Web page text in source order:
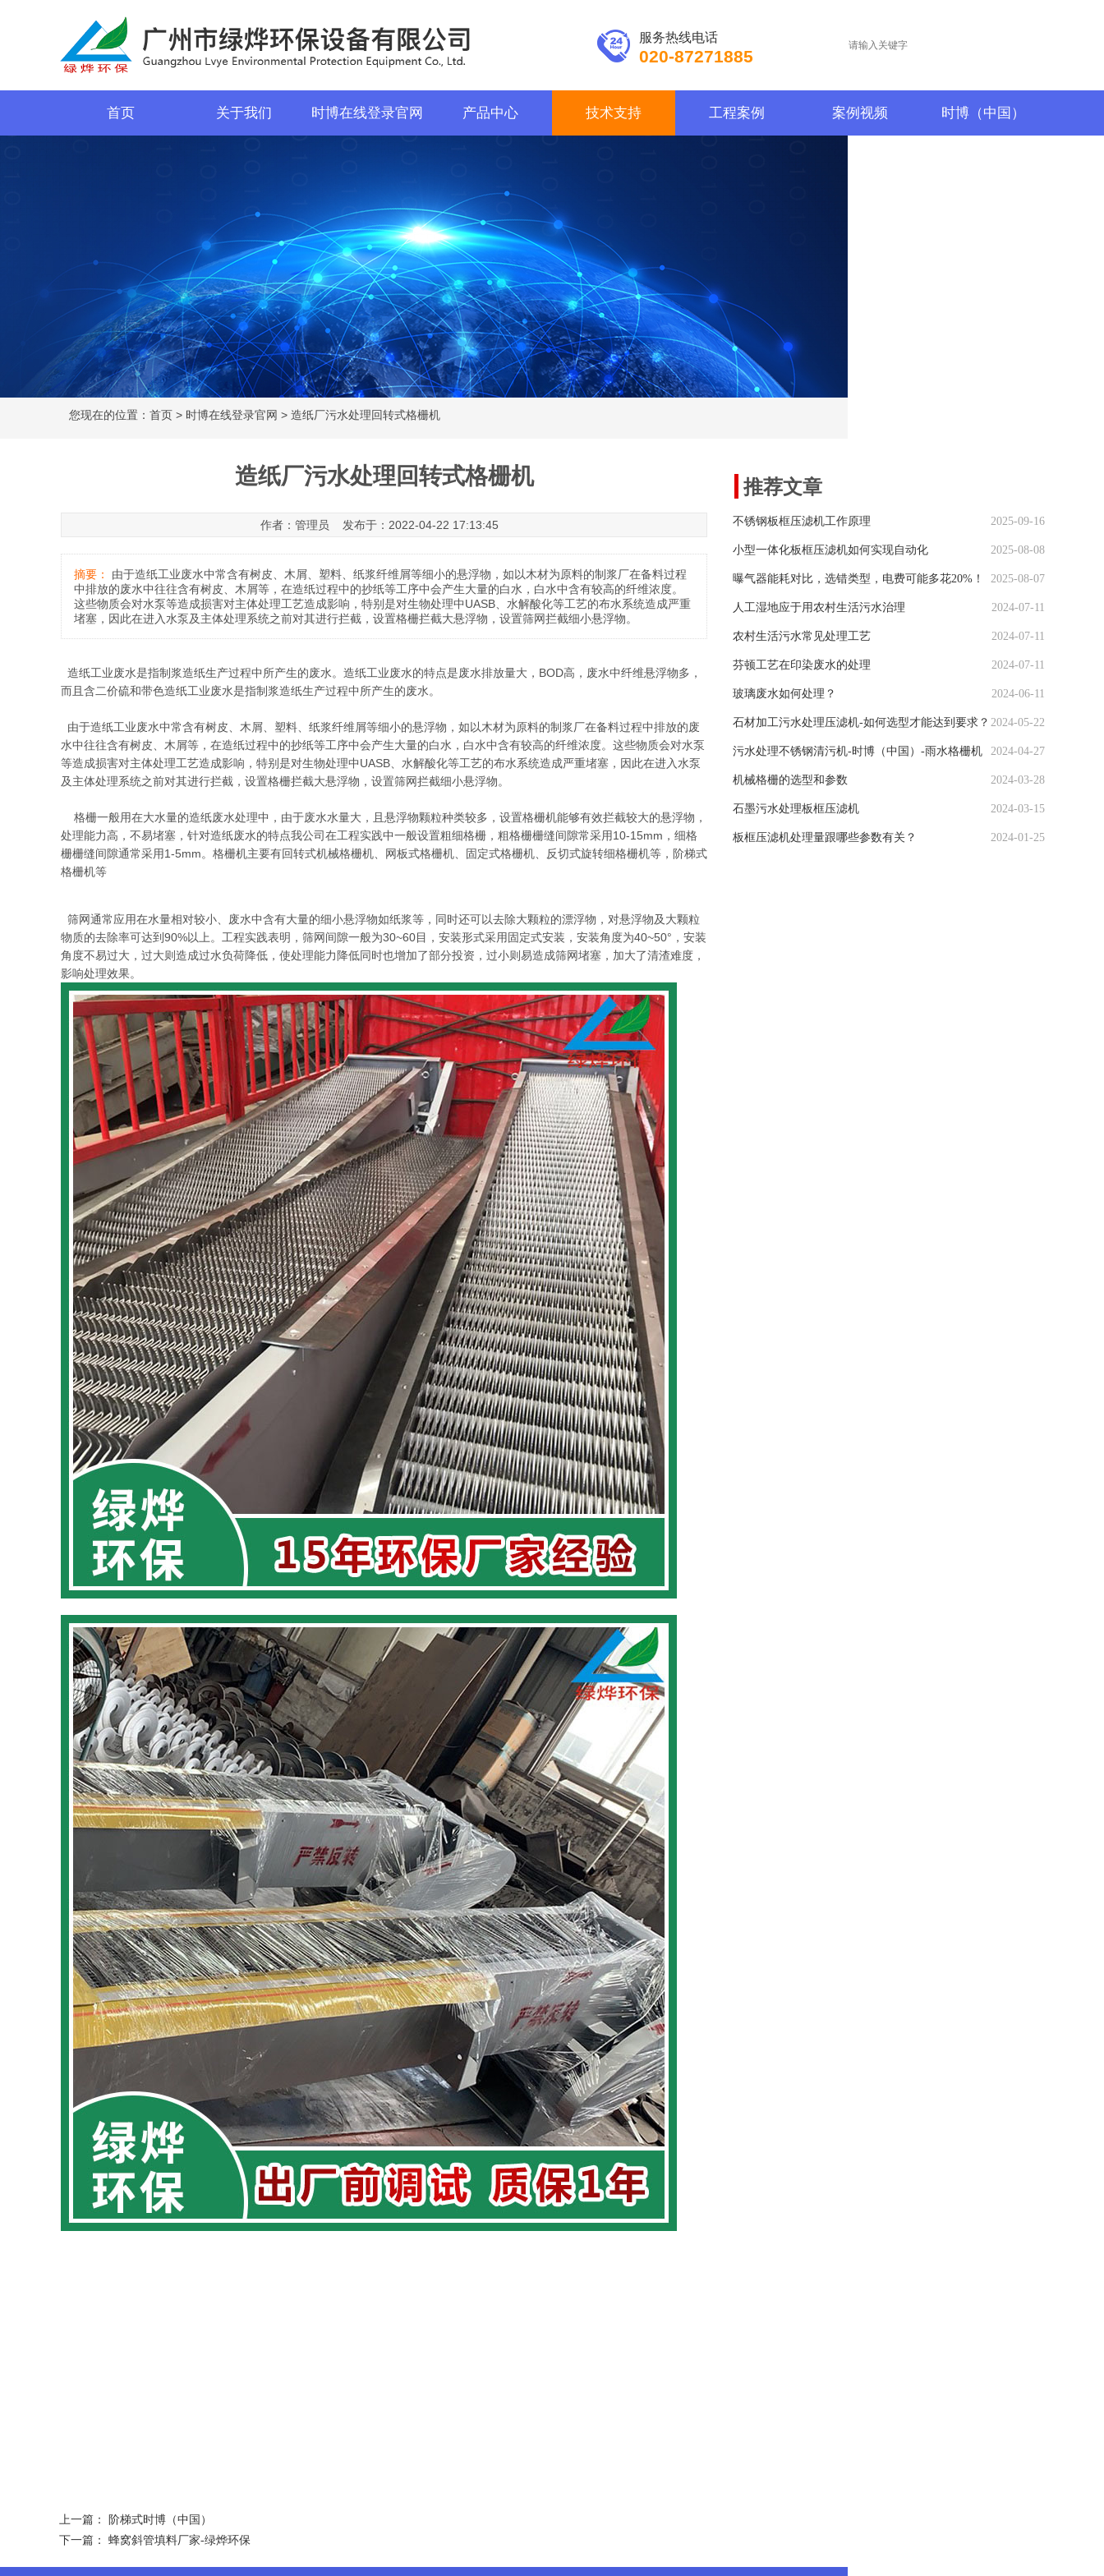
首页 关于我们 时博在线登录官网 产品中心 技术支持 工程案例 案例视频 时博（中国）
服务热线电话
020-87271885
不锈钢板框压滤机工作原理 2025-09-16
小型一体化板框压滤机如何实现自动化 2025-08-08
曝气器能耗对比，选错类型，电费可能多花20%！ 2025-08-07
人工湿地应于用农村生活污水治理 2024-07-11
农村生活污水常见处理工艺 2024-07-11
芬顿工艺在印染废水的处理 2024-07-11
玻璃废水如何处理？ 2024-06-11
石材加工污水处理压滤机-如何选型才能达到要求？ 2024-05-22
污水处理不锈钢清污机-时博（中国）-雨水格栅机 2024-04-27
机械格栅的选型和参数 2024-03-28
石墨污水处理板框压滤机 2024-03-15
板框压滤机处理量跟哪些参数有关？ 2024-01-25
造纸厂污水处理回转式格栅机
作者：管理员 发布于：2022-04-22 17:13:45
摘要：
由于造纸工业废水中常含有树皮、木屑、塑料、纸浆纤维屑等细小的悬浮物，如以木材为原料的制浆厂在备料过程
中排放的废水中往往含有树皮、木屑等，在造纸过程中的抄纸等工序中会产生大量的白水，白水中含有较高的纤维浓度。
这些物质会对水泵等造成损害对主体处理工艺造成影响，特别是对生物处理中UASB、水解酸化等工艺的布水系统造成严重
堵塞，因此在进入水泵及主体处理系统之前对其进行拦截，设置格栅拦截大悬浮物，设置筛网拦截细小悬浮物。
造纸工业废水是指制浆造纸生产过程中所产生的废水。造纸工业废水的特点是废水排放量大，BOD高，废水中纤维悬浮物多，
而且含二价硫和带色造纸工业废水是指制浆造纸生产过程中所产生的废水。
由于造纸工业废水中常含有树皮、木屑、塑料、纸浆纤维屑等细小的悬浮物，如以木材为原料的制浆厂在备料过程中排放的废
水中往往含有树皮、木屑等，在造纸过程中的抄纸等工序中会产生大量的白水，白水中含有较高的纤维浓度。这些物质会对水泵
等造成损害对主体处理工艺造成影响，特别是对生物处理中UASB、水解酸化等工艺的布水系统造成严重堵塞，因此在进入水泵
及主体处理系统之前对其进行拦截，设置格栅拦截大悬浮物，设置筛网拦截细小悬浮物。
格栅一般用在大水量的造纸废水处理中，由于废水水量大，且悬浮物颗粒种类较多，设置格栅机能够有效拦截较大的悬浮物，
处理能力高，不易堵塞，针对造纸废水的特点我公司在工程实践中一般设置粗细格栅，粗格栅栅缝间隙常采用10-15mm，细格
栅栅缝间隙通常采用1-5mm。格栅机主要有回转式机械格栅机 、网板式格栅机、固定式格栅机、反切式旋转细格栅机等，阶梯式
格栅机等
筛网通常应用在水量相对较小、废水中含有大量的细小悬浮物如纸浆等，同时还可以去除大颗粒的漂浮物，对悬浮物及大颗粒
物质的去除率可达到90%以上。工程实践表明，筛网间隙一般为30~60目，安装形式采用固定式安装，安装角度为40~50°，安装
角度不易过大，过大则造成过水负荷降低，使处理能力降低同时也增加了部分投资，过小则易造成筛网堵塞，加大了清渣难度，
影响处理效果。
您现在的位置： 首页 > 时博在线登录官网 > 造纸厂污水处理回转式格栅机
上一篇：
阶梯式时博（中国）
下一篇： 蜂窝斜管填料厂家-绿烨环保
推荐文章